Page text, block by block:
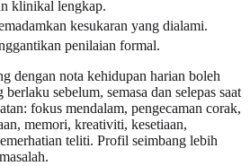
klinikal lengkap.
kesukaran yang dialami.
penilaian formal.
dengan nota kehidupan harian boleh
sebelum, semasa dan selepas saat
fokus mendalam, pengecaman corak,
memori, kreativiti, kesetiaan,
teliti. Profil seimbang lebih